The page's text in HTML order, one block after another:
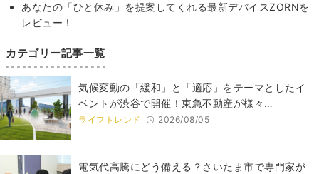
あなたの「ひと休み」を提案してくれる最新デバイスZORNを
レビュー！
カテゴリー記事一覧
気候変動の「緩和」と「適応」をテーマとしたイ
ベントが渋谷で開催！東急不動産が様々…
ライフトレンド 2026/08/05
電気代高騰にどう備える？さいたま市で専門家が